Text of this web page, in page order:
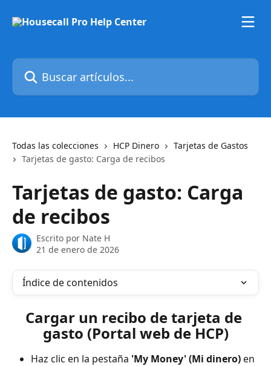
Buscar artículos...
Todas las colecciones HCP Dinero
Tarjetas de Gastos
Tarjetas de gasto: Carga de recibos
Tarjetas de gasto: Carga
de recibos
Escrito por Nate H
21 de enero de 2026
Índice de contenidos
Cargar un recibo de tarjeta de
gasto (Portal web de HCP)
Haz clic en la pestaña 'My Money' (Mi dinero) en